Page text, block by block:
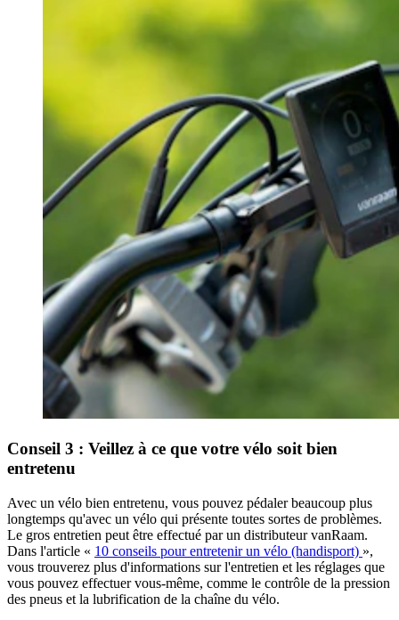
Conseil 3 : Veillez à ce que votre vélo soit bien
entretenu
Avec un vélo bien entretenu, vous pouvez pédaler beaucoup plus
longtemps qu'avec un vélo qui présente toutes sortes de problèmes.
Le gros entretien peut être effectué par un distributeur vanRaam.
Dans l'article « 10 conseils pour entretenir un vélo (handisport) »,
vous trouverez plus d'informations sur l'entretien et les réglages que
vous pouvez effectuer vous-même, comme le contrôle de la pression
des pneus et la lubrification de la chaîne du vélo.